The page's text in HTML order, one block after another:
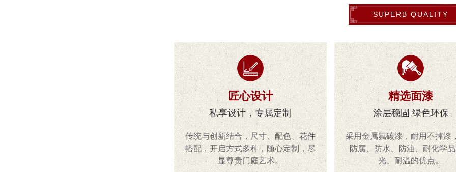
SUPERB QUALITY
匠心设计
私享设计，专属定制
传统与创新结合，尺寸、配色、花件
搭配，开启方式多种，随心定制，尽
显尊贵门庭艺术。
精选面漆
涂层稳固 绿色环保
采用金属氟碳漆，耐用不掉漆
防腐、防水、防油、耐化学
光、耐温的优点。